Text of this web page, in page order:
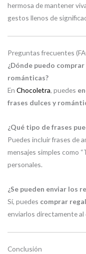
hermosa de mantener
gestos llenos de
Preguntas frecuentes
¿Dónde puedo
románticas?
En Chocoletra, puedes
frases dulces y
¿Qué tipo de frases
Puedes incluir frases de
mensajes simples como
personales.
¿Se pueden enviar los
Sí, puedes comprar
enviarlos directamente al
Conclusión